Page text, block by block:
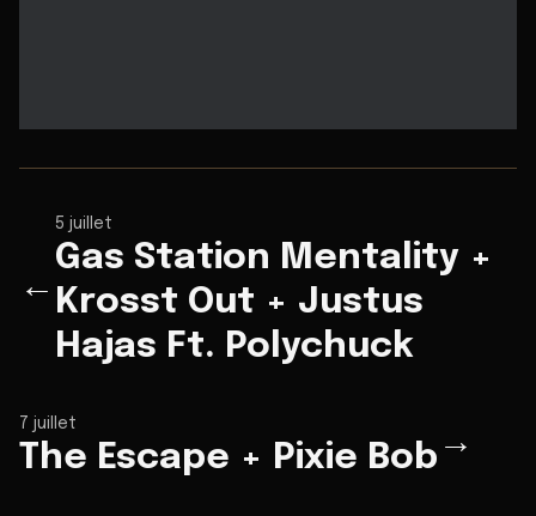
←
5 juillet
Gas Station Mentality +
Krosst Out + Justus
Hajas Ft. Polychuck
7 juillet
The Escape + Pixie Bob →